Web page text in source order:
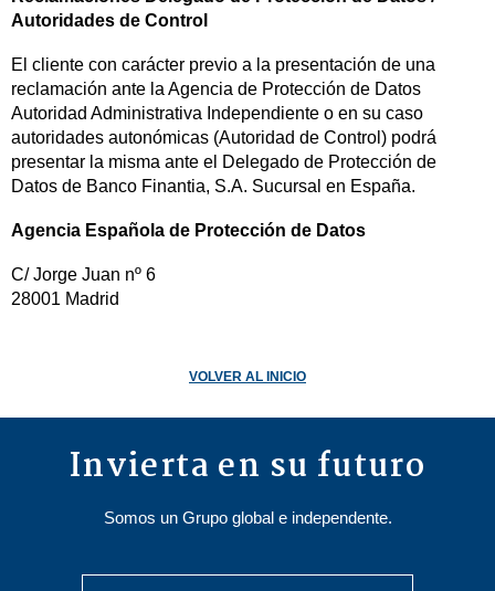
Autoridades de Control
El cliente con carácter previo a la presentación de una
reclamación ante la Agencia de Protección de Datos
Autoridad Administrativa Independiente o en su caso
autoridades autonómicas (Autoridad de Control) podrá
presentar la misma ante el Delegado de Protección de
Datos de Banco Finantia, S.A. Sucursal en España.
Agencia Española de Protección de Datos
C/ Jorge Juan nº 6
28001 Madrid
VOLVER AL INICIO
Invierta en su futuro
Somos un Grupo global e independente.